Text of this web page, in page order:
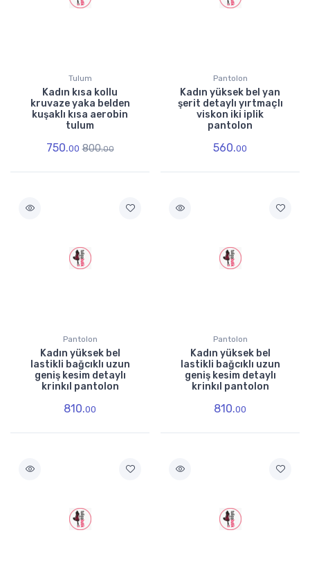
Tulum
Kadın kısa kollu
kruvaze yaka belden
kuşaklı kısa aerobin
tulum
750.00 800.00
Pantolon
Kadın yüksek bel yan
şerit detaylı yırtmaçlı
viskon iki iplik
pantolon
560.00
Pantolon
Kadın yüksek bel
lastikli bağcıklı uzun
geniş kesim detaylı
krinkıl pantolon
810.00
Pantolon
Kadın yüksek bel
lastikli bağcıklı uzun
geniş kesim detaylı
krinkıl pantolon
810.00